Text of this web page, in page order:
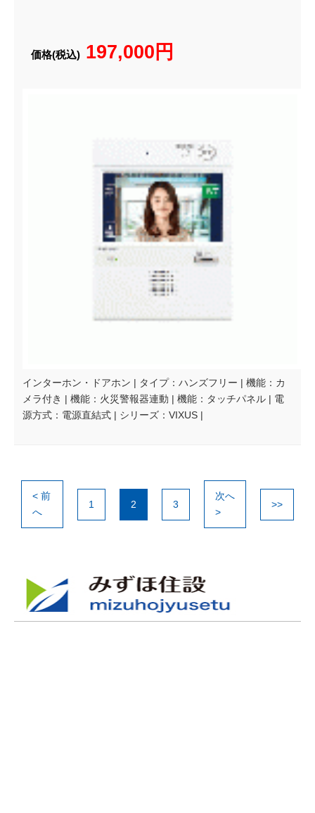
価格(税込)197,000円
インターホン・ドアホン | タイプ：ハンズフリー | 機能：カ
メラ付き | 機能：火災警報器連動 | 機能：タッチパネル | 電
源方式：電源直結式 | シリーズ：VIXUS |
< 前
へ
1 2 3
次へ
>
>>